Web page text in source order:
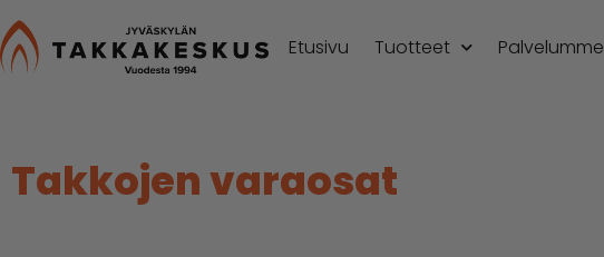
Etusivu Tuotteet Palvelumme
Takkojen varaosat